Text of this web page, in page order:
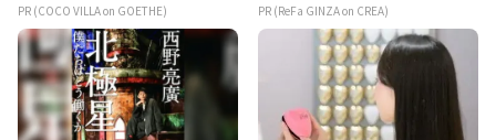
PR (COCO VILLA on GOETHE) PR (ReFa GINZA on CREA)